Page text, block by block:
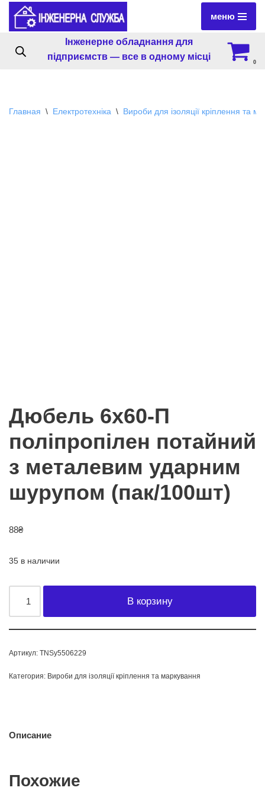
Перейти
содержимому
меню
Інженерне обладнання для
підприємств — все в одному місці
0
Главная \ Електротехніка \ Вироби для ізоляції кріплення та
Дюбель 6х60-П
поліпропілен потайний
з металевим ударним
шурупом (пак/100шт)
88₴
35 в наличии
В корзину
Артикул: TNSy5506229
Категория: Вироби для ізоляції кріплення та маркування
Описание
Похожие